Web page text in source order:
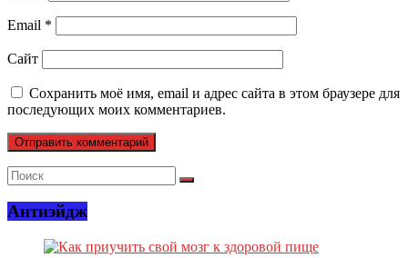
Email *
Сайт
Сохранить моё имя, email и адрес сайта в этом браузере для
последующих моих комментариев.
Антиэйдж